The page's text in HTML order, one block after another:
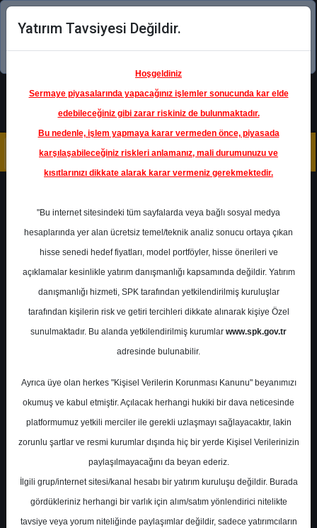
Şimdi uygulamayı indirin!
PGSUS- PEGASUS HAVA
TAŞIMACILIĞI A.Ş.
Hedef Fiyat 310.00 ₺
Getiri
%0.00
1 9
Yatırım Tavsiyesi Değildir.
Hoşgeldiniz
Sermaye piyasalarında yapacağınız işlemler sonucunda kar elde
edebileceğiniz gibi zarar riskiniz de bulunmaktadır.
Bu nedenle, işlem yapmaya karar vermeden önce, piyasada
karşılaşabileceğiniz riskleri anlamanız, mali durumunuzu ve
kısıtlarınızı dikkate alarak karar vermeniz gerekmektedir.
"Bu internet sitesindeki tüm sayfalarda veya bağlı sosyal medya
hesaplarında yer alan ücretsiz temel/teknik analiz sonucu ortaya çıkan
hisse senedi hedef fiyatları, model portföyler, hisse önerileri ve
açıklamalar kesinlikle yatırım danışmanlığı kapsamında değildir. Yatırım
danışmanlığı hizmeti, SPK tarafından yetkilendirilmiş kuruluşlar
tarafından kişilerin risk ve getiri tercihleri dikkate alınarak kişiye Özel
sunulmaktadır. Bu alanda yetkilendirilmiş kurumlar www.spk.gov.tr
adresinde bulunabilir.
Ayrıca üye olan herkes "Kişisel Verilerin Korunması Kanunu" beyanımızı
okumuş ve kabul etmiştir. Açılacak herhangi hukiki bir dava neticesinde
platformumuz yetkili merciler ile gerekli uzlaşmayı sağlayacaktır, lakin
zorunlu şartlar ve resmi kurumlar dışında hiç bir yerde Kişisel Verilerinizin
paylaşılmayacağını da beyan ederiz.
İlgili grup/internet sitesi/kanal hesabı bir yatırım kuruluşu değildir. Burada
gördükleriniz herhangi bir varlık için alım/satım yönlendirici nitelikte
tavsiye veya yorum niteliğinde paylaşımlar değildir, sadece yatırımcıların